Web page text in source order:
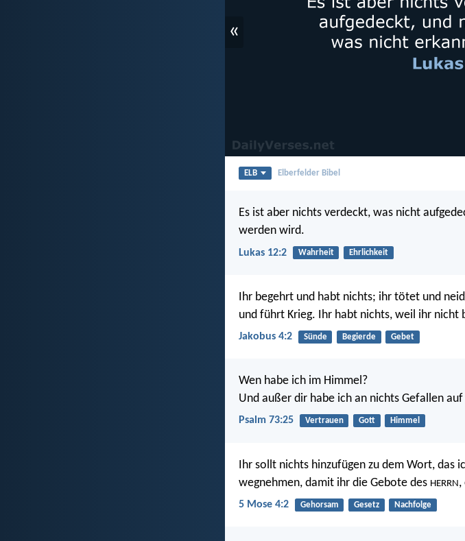
«
ELB Elberfelder Bibel
Es ist aber nichts verdeckt, was nicht
werden wird.
Lukas 12:2 Wahrheit Ehrlichkeit
Ihr begehrt und habt nichts; ihr tötet und
und führt Krieg. Ihr habt nichts, weil ihr nicht
Jakobus 4:2 Sünde Begierde Gebet
Wen habe ich im Himmel?
Und außer dir habe ich an nichts Gefallen auf
Psalm 73:25 Vertrauen Gott Himmel
Ihr sollt nichts hinzufügen zu dem Wort, das
wegnehmen, damit ihr die Gebote des HERRN,
5 Mose 4:2 Gehorsam Gesetz Nachfolge